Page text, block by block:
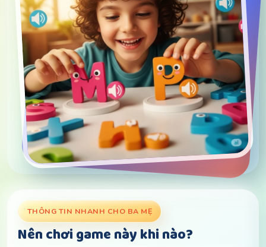
THÔNG TIN NHANH CHO BA MẸ
Nên chơi game này khi nào?